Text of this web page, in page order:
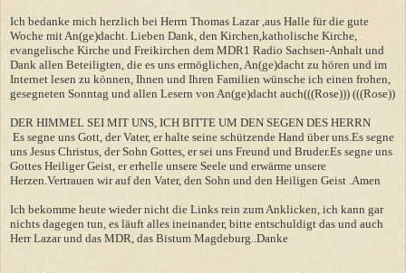
Ich bedanke mich herzlich bei Herrn Thomas Lazar ,aus Halle für die gute
Woche mit An(ge)dacht. Lieben Dank, den Kirchen,katholische Kirche,
evangelische Kirche und Freikirchen dem MDR1 Radio Sachsen-Anhalt und
Dank allen Beteiligten, die es uns ermöglichen, An(ge)dacht zu hören und im
Internet lesen zu können, Ihnen und Ihren Familien wünsche ich einen frohen,
gesegneten Sonntag und allen Lesern von An(ge)dacht auch(((Rose))) (((Rose))
DER HIMMEL SEI MIT UNS, ICH BITTE UM DEN SEGEN DES HERRN
Es segne uns Gott, der Vater, er halte seine schützende Hand über uns.Es segne
uns Jesus Christus, der Sohn Gottes, er sei uns Freund und Bruder.Es segne uns
Gottes Heiliger Geist, er erhelle unsere Seele und erwärme unsere
Herzen.Vertrauen wir auf den Vater, den Sohn und den Heiligen Geist .Amen
Ich bekomme heute wieder nicht die Links rein zum Anklicken, ich kann gar
nichts dagegen tun, es läuft alles ineinander, bitte entschuldigt das und auch
Herr Lazar und das MDR, das Bistum Magdeburg..Danke